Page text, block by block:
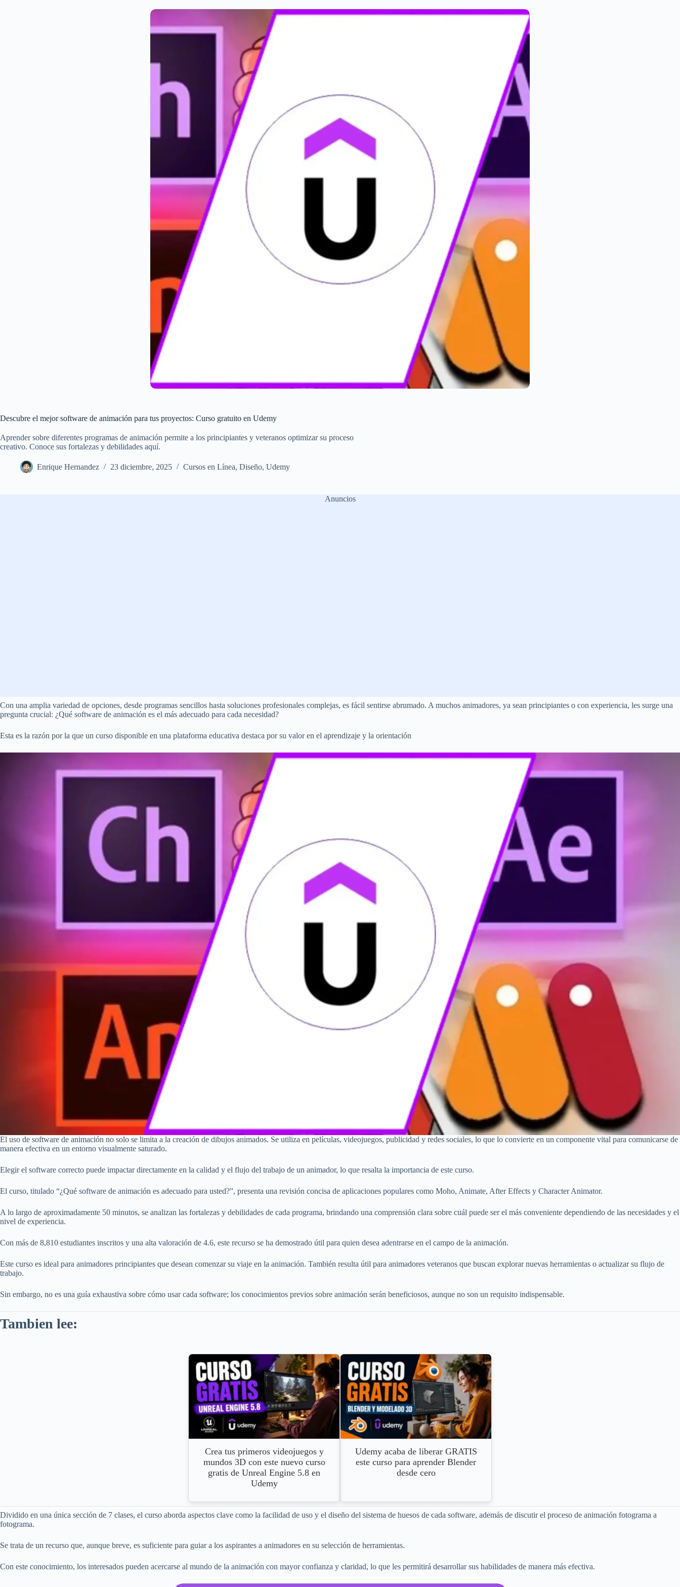
Descubre el mejor software de animación para tus proyectos: Curso gratuito en Udemy
Aprender sobre diferentes programas de animación permite a los principiantes y veteranos optimizar su proceso
creativo. Conoce sus fortalezas y debilidades aquí.
Enrique Hernandez 23 diciembre, 2025 Cursos en Línea, Diseño, Udemy
Anuncios
Con una amplia variedad de opciones, desde programas sencillos hasta soluciones profesionales complejas, es fácil sentirse abrumado. A muchos animadores, ya sean principiantes o con experiencia, les surge una
pregunta crucial: ¿Qué software de animación es el más adecuado para cada necesidad?
Esta es la razón por la que un curso disponible en una plataforma educativa destaca por su valor en el aprendizaje y la orientación
El uso de software de animación no solo se limita a la creación de dibujos animados. Se utiliza en películas, videojuegos, publicidad y redes sociales, lo que lo convierte en un componente vital para comunicarse de
manera efectiva en un entorno visualmente saturado.
Elegir el software correcto puede impactar directamente en la calidad y el flujo del trabajo de un animador, lo que resalta la importancia de este curso.
El curso, titulado “¿Qué software de animación es adecuado para usted?”, presenta una revisión concisa de aplicaciones populares como Moho, Animate, After Effects y Character Animator.
A lo largo de aproximadamente 50 minutos, se analizan las fortalezas y debilidades de cada programa, brindando una comprensión clara sobre cuál puede ser el más conveniente dependiendo de las necesidades y el
nivel de experiencia.
Con más de 8,810 estudiantes inscritos y una alta valoración de 4.6, este recurso se ha demostrado útil para quien desea adentrarse en el campo de la animación.
Este curso es ideal para animadores principiantes que desean comenzar su viaje en la animación. También resulta útil para animadores veteranos que buscan explorar nuevas herramientas o actualizar su flujo de
trabajo.
Sin embargo, no es una guía exhaustiva sobre cómo usar cada software; los conocimientos previos sobre animación serán beneficiosos, aunque no son un requisito indispensable.
Tambien lee:
Crea tus primeros videojuegos y
mundos 3D con este nuevo curso
gratis de Unreal Engine 5.8 en
Udemy
Udemy acaba de liberar GRATIS
este curso para aprender Blender
desde cero
Dividido en una única sección de 7 clases, el curso aborda aspectos clave como la facilidad de uso y el diseño del sistema de huesos de cada software, además de discutir el proceso de animación fotograma a
fotograma.
Se trata de un recurso que, aunque breve, es suficiente para guiar a los aspirantes a animadores en su selección de herramientas.
Con este conocimiento, los interesados pueden acercarse al mundo de la animación con mayor confianza y claridad, lo que les permitirá desarrollar sus habilidades de manera más efectiva.